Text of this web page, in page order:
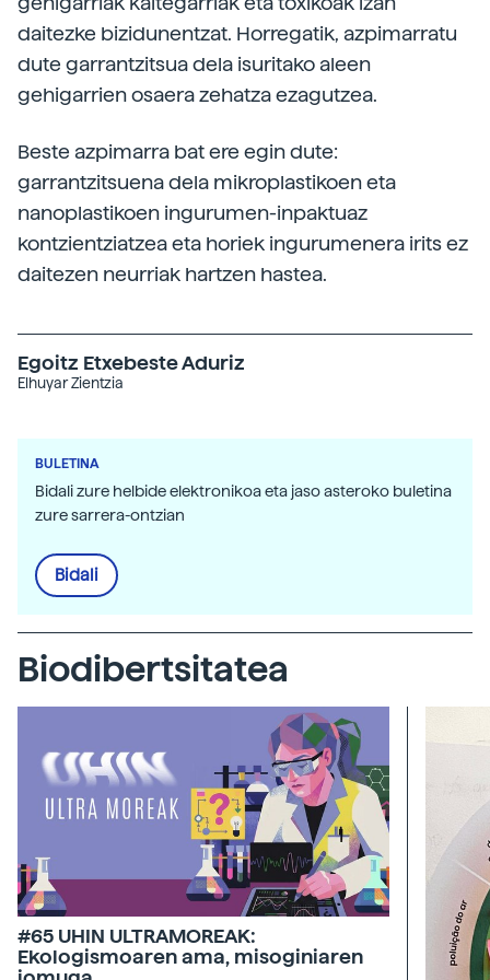
daitezke bizidunentzat. Horregatik, azpimarratu
dute garrantzitsua dela isuritako aleen
gehigarrien osaera zehatza ezagutzea.
Beste azpimarra bat ere egin dute:
garrantzitsuena dela mikroplastikoen eta
nanoplastikoen ingurumen-inpaktuaz
kontzientziatzea eta horiek ingurumenera irits ez
daitezen neurriak hartzen hastea.
Egoitz Etxebeste Aduriz
Elhuyar Zientzia
BULETINA
Bidali zure helbide elektronikoa eta jaso asteroko buletina
zure sarrera-ontzian
Bidali
Biodibertsitatea
#65 UHIN ULTRAMOREAK:
Ekologismoaren ama, misoginiaren